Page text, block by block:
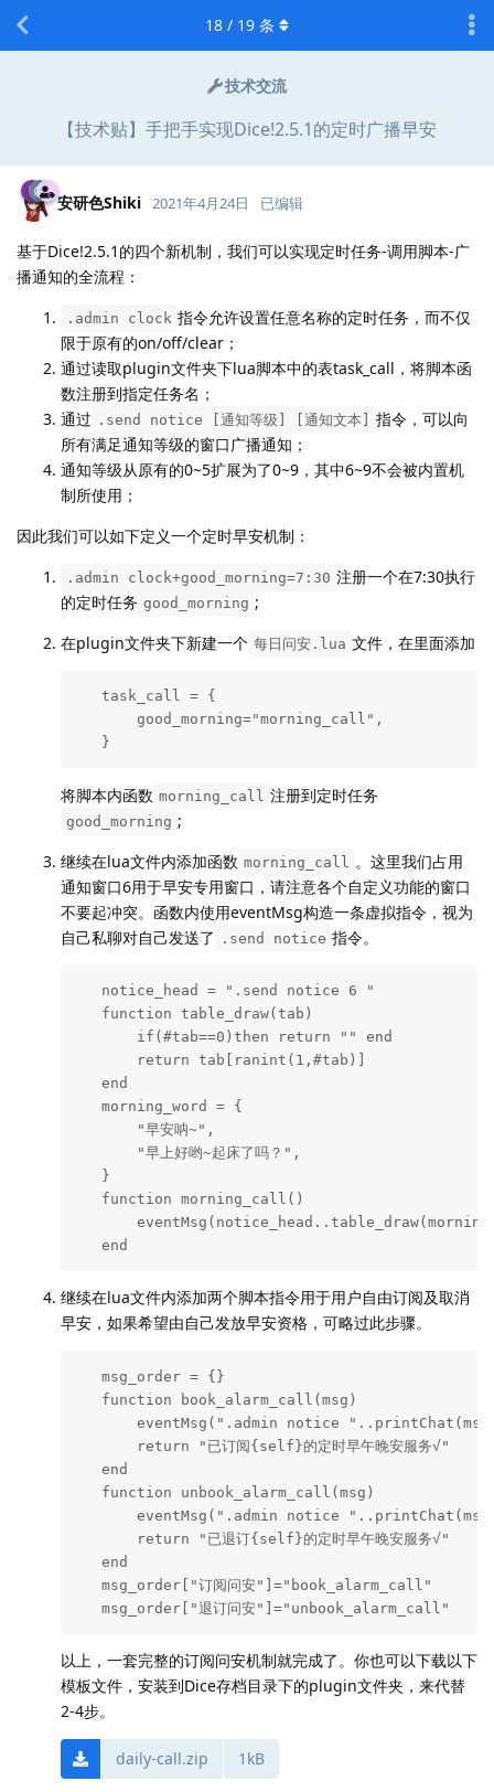
技术交流
【技术贴】手把手实现Dice!2.5.1的定时广播早安
18 / 19 条
安研色Shiki 2021年4月24日 已编辑
基于Dice!2.5.1的四个新机制，我们可以实现定时任务-调用脚本-广
播通知的全流程：
.admin clock 指令允许设置任意名称的定时任务，而不仅
限于原有的on/off/clear；
通过读取plugin文件夹下lua脚本中的表task_call，将脚本函
数注册到指定任务名；
通过 .send notice [通知等级] [通知文本]
指令，可以向
所有满足通知等级的窗口广播通知；
通知等级从原有的0~5扩展为了0~9，其中6~9不会被内置机
制所使用；
因此我们可以如下定义一个定时早安机制：
.admin clock+good_morning=7:30 注册一个在7:30执行
的定时任务 good_morning ;
在plugin文件夹下新建一个 每日问安.lua 文件，在里面添加
   task_call = {
       good_morning="morning_call",
   }
将脚本内函数 morning_call 注册到定时任务
good_morning ;
继续在lua文件内添加函数 morning_call
。这里我们占用
通知窗口6用于早安专用窗口，请注意各个自定义功能的窗口
不要起冲突。函数内使用eventMsg构造一条虚拟指令，视为
自己私聊对自己发送了
.send notice 指令。
   notice_head = ".send notice 6 "
   function table_draw(tab)
       if(#tab==0)then return "" end
       return tab[ranint(1,#tab)]
   end
   morning_word = {
       "早安呐~",
       "早上好哟~起床了吗？",
   }
   function morning_call()
   end
继续在lua文件内添加两个脚本指令用于用户自由订阅及取消
早安，如果希望由自己发放早安资格，可略过此步骤。
   msg_order = {}
   function book_alarm_call(msg)
eventMsg(".admin notice
       return "已订阅{self}的定时早午晚安服务√"
   end
   function unbook_alarm_call(msg)
eventMsg(".admin notice
       return "已退订{self}的定时早午晚安服务√"
   end
   msg_order["订阅问安"]="book_alarm_call"
   msg_order["退订问安"]="unbook_alarm_call"
以上，一套完整的订阅问安机制就完成了。你也可以下载以下
模板文件，安装到Dice存档目录下的plugin文件夹，来代替
2-4步。
daily-call.zip 1kB